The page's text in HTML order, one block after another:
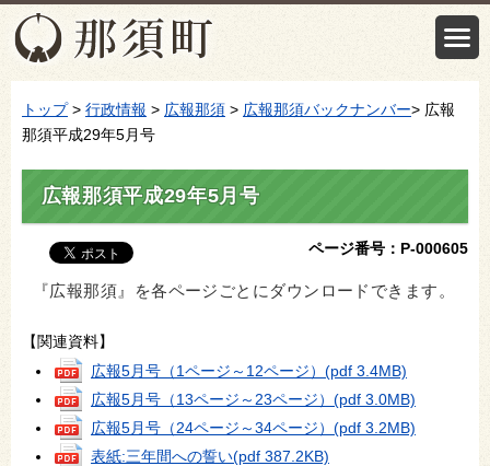
トップ> 行政情報 > 広報那須 > 広報那須バックナンバー> 広報
那須平成29年5月号
広報那須平成29年5月号
ページ番号：P-000605
『広報那須』を各ページごとにダウンロードできます。
【関連資料】
広報5月号（1ページ～12ページ） (pdf 3.4MB)
広報5月号（13ページ～23ページ） (pdf 3.0MB)
広報5月号（24ページ～34ページ） (pdf 3.2MB)
表紙:三年間への誓い(pdf 387.2KB)